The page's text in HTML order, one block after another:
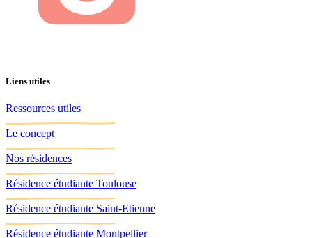
Liens utiles
Ressources utiles
Le concept
Nos résidences
Résidence étudiante Toulouse
Résidence étudiante Saint-Etienne
Résidence étudiante Montpellier